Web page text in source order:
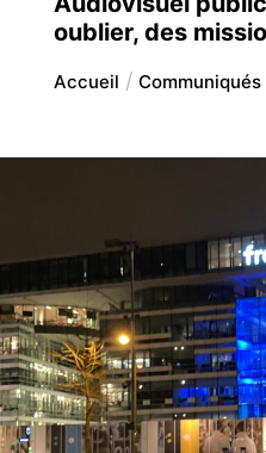
oublier, des
Accueil